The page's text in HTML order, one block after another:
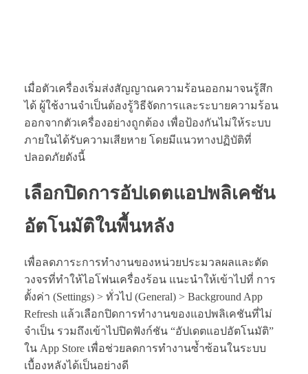
เมื่อตัวเครื่องเริ่มส่งสัญญาณความร้อนออกมาจนรู้สึก
ได้ ผู้ใช้งานจำเป็นต้องรู้วิธีจัดการและระบายความร้อน
ออกจากตัวเครื่องอย่างถูกต้อง เพื่อป้องกันไม่ให้ระบบ
ภายในได้รับความเสียหาย โดยมีแนวทางปฏิบัติที่
ปลอดภัยดังนี้
เลือกปิดการอัปเดตแอปพลิเคชัน
อัตโนมัติในพื้นหลัง
เพื่อลดภาระการทำงานของหน่วยประมวลผลและตัด
วงจรที่ทำให้ไอโฟนเครื่องร้อน แนะนำให้เข้าไปที่ การ
ตั้งค่า (Settings) > ทั่วไป (General) > Background App
Refresh แล้วเลือกปิดการทำงานของแอปพลิเคชันที่ไม่
จำเป็น รวมถึงเข้าไปปิดฟังก์ชัน “อัปเดตแอปอัตโนมัติ”
ใน App Store เพื่อช่วยลดการทำงานซ้ำซ้อนในระบบ
เบื้องหลังได้เป็นอย่างดี